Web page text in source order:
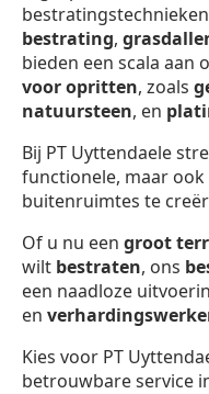
bestrating,
bieden een scala aan
voor opritten, zoals
natuursteen, en
Bij PT Uyttendaele
functionele, maar
buitenruimtes te
Of u nu een groot
wilt bestraten, ons
een naadloze
en
Kies voor PT
betrouwbare service